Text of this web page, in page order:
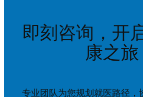
即刻咨询，开
康之旅
专业团队为您规划就医路径，